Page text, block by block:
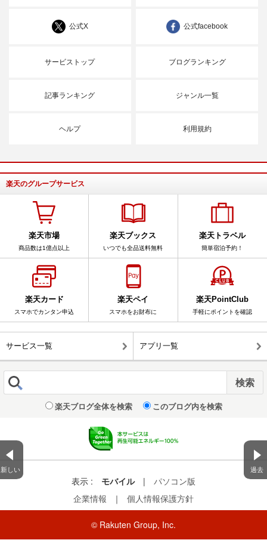
新しい 過去
公式X 公式facebook
サービストップ ブログランキング
記事ランキング ジャンル一覧
ヘルプ 利用規約
楽天のグループサービス
楽天市場
商品数は1億点以上
楽天ブックス
いつでも全品送料無料
楽天トラベル
簡単宿泊予約！
楽天カード
スマホでカンタン申込
楽天ペイ
スマホをお財布に
楽天PointClub
手軽にポイントを確認
サービス一覧 アプリ一覧
楽天ブログ全体を検索 このブログ内を検索
表示 : モバイル |
パソコン版
企業情報
｜ 個人情報保護方針
© Rakuten Group, Inc.